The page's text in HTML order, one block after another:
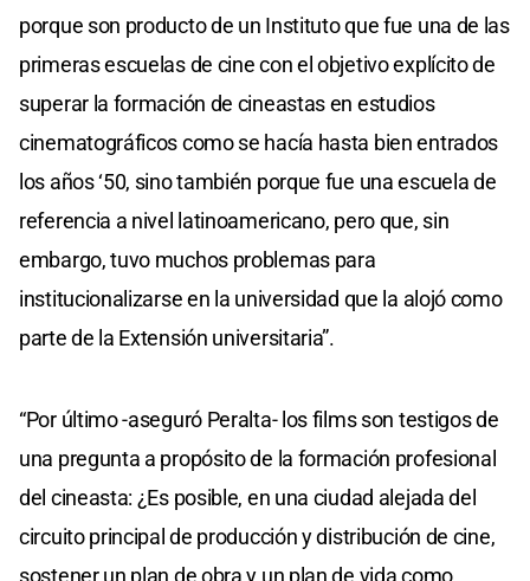
porque son producto de un Instituto que fue una de las
primeras escuelas de cine con el objetivo explícito de
superar la formación de cineastas en estudios
cinematográficos como se hacía hasta bien entrados
los años ‘50, sino también porque fue una escuela de
referencia a nivel latinoamericano, pero que, sin
embargo, tuvo muchos problemas para
institucionalizarse en la universidad que la alojó como
parte de la Extensión universitaria”.
“Por último -aseguró Peralta- los films son testigos de
una pregunta a propósito de la formación profesional
del cineasta: ¿Es posible, en una ciudad alejada del
circuito principal de producción y distribución de cine,
sostener un plan de obra y un plan de vida como